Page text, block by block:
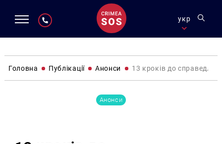
укр
Головна Публікації Анонси 13 кроків до
Анонси